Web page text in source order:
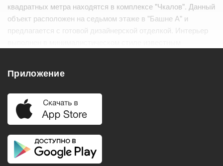
квадратных метра находятся в комплексе "Чкалов". Данный
объект расположен на седьмом этаже в "Башне А" и
предлагается с готовой дизайнерской отделкой. Интерьер
Удобства
Балкон
Телевизор
Приложение